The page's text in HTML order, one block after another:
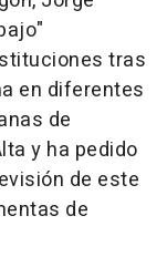
tras
en diferentes
de
y ha pedido
de este
de